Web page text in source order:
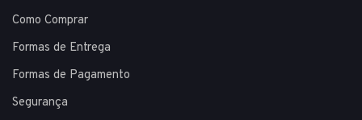
Como Comprar
Formas de Entrega
Formas de Pagamento
Segurança